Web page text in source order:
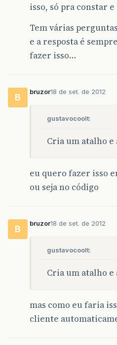
isso, só pra constar
Tem várias
e a resposta é
fazer isso…
B
bruzor18 de set. de 2012
gustavocoolt:
Cria um atalho
eu quero fazer isso
ou seja no código
B
bruzor18 de set. de 2012
gustavocoolt:
Cria um atalho
mas como eu faria
cliente